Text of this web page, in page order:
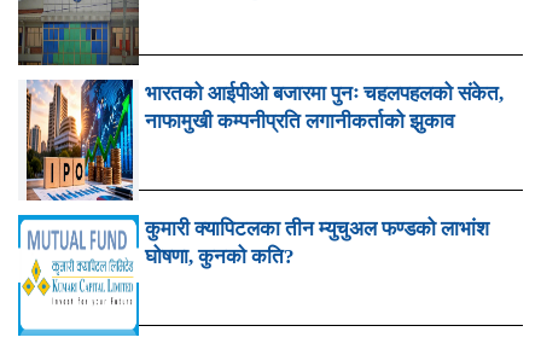
भारतको आईपीओ बजारमा पुनः चहलपहलको संकेत,
नाफामुखी कम्पनीप्रति लगानीकर्ताको झुकाव
कुमारी क्यापिटलका तीन म्युचुअल फण्डको लाभांश
घोषणा, कुनको कति?